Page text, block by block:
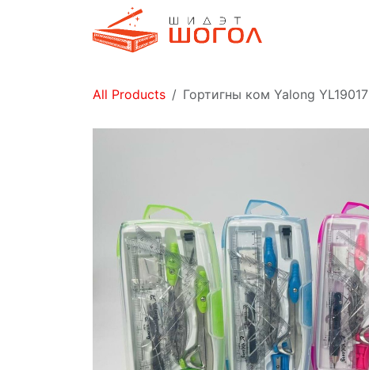
All Products Гортигны ком Yalong YL19017